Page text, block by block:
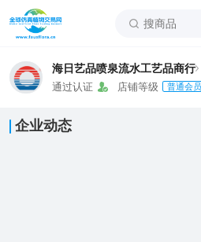
海日艺品喷泉流水工艺品商行
通过认证 店铺等级 普通会员
企业动态